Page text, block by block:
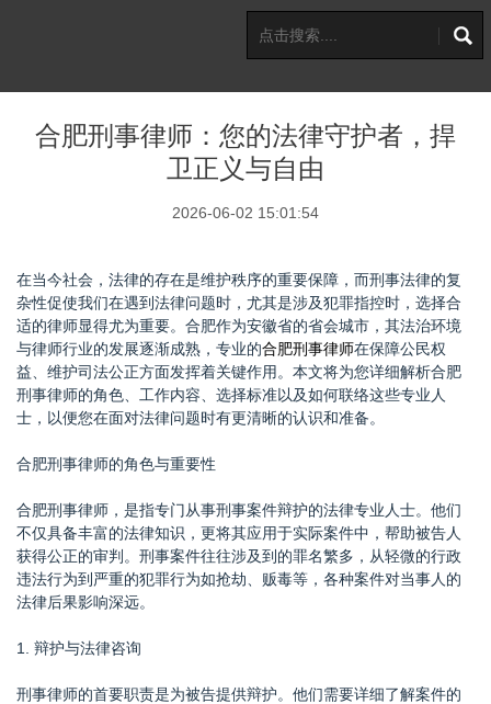
合肥刑事律师：您的法律守护者，捍
卫正义与自由
2026-06-02 15:01:54
在当今社会，法律的存在是维护秩序的重要保障，而刑事法律的复
杂性促使我们在遇到法律问题时，尤其是涉及犯罪指控时，选择合
适的律师显得尤为重要。合肥作为安徽省的省会城市，其法治环境
与律师行业的发展逐渐成熟，专业的合肥刑事律师在保障公民权
益、维护司法公正方面发挥着关键作用。本文将为您详细解析合肥
刑事律师的角色、工作内容、选择标准以及如何联络这些专业人
士，以便您在面对法律问题时有更清晰的认识和准备。
合肥刑事律师的角色与重要性
合肥刑事律师，是指专门从事刑事案件辩护的法律专业人士。他们
不仅具备丰富的法律知识，更将其应用于实际案件中，帮助被告人
获得公正的审判。刑事案件往往涉及到的罪名繁多，从轻微的行政
违法行为到严重的犯罪行为如抢劫、贩毒等，各种案件对当事人的
法律后果影响深远。
1. 辩护与法律咨询
刑事律师的首要职责是为被告提供辩护。他们需要详细了解案件的